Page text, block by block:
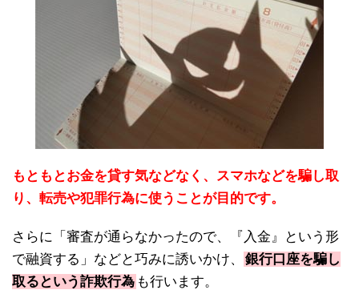
もともとお金を貸す気などなく、スマホなどを騙し取
り、転売や犯罪行為に使うことが目的です。
さらに「審査が通らなかったので、『入金』という形
で融資する」などと巧みに誘いかけ、
銀行口座を騙し
取るという詐欺行為 も行います。